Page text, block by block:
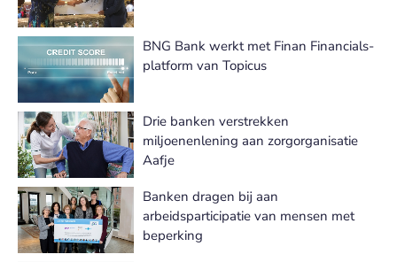
BNG Bank werkt met Finan Financials-
platform van Topicus
Drie banken verstrekken
miljoenenlening aan zorgorganisatie
Aafje
Banken dragen bij aan
arbeidsparticipatie van mensen met
beperking